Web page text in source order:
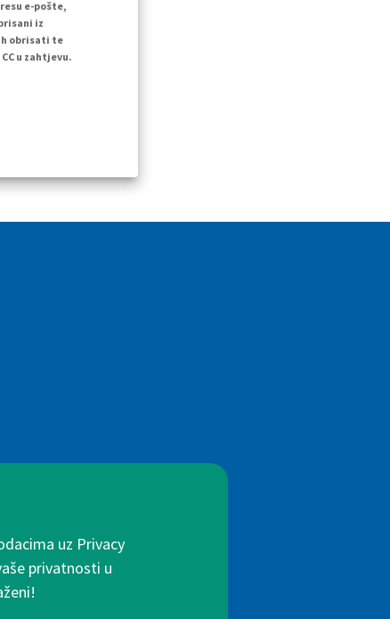
e-pošte,
iz
obrisati te
u zahtjevu.
uz Privacy
privatnosti u